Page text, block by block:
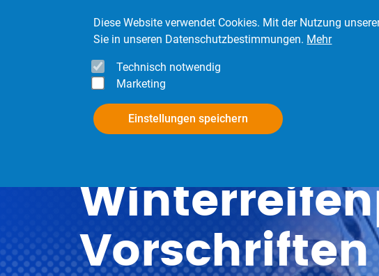
Diese Website verwendet Cookies. Mit der Nutzung
Sie in unseren Datenschutzbestimmungen. Mehr
Technisch notwendig
Marketing
Einstellungen speichern
Vorschriften